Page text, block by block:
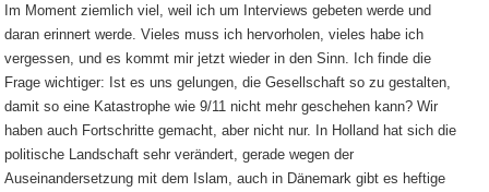
Im Moment ziemlich viel, weil ich um Interviews gebeten werde und
daran erinnert werde. Vieles muss ich hervorholen, vieles habe ich
vergessen, und es kommt mir jetzt wieder in den Sinn. Ich finde die
Frage wichtiger: Ist es uns gelungen, die Gesellschaft so zu gestalten,
damit so eine Katastrophe wie 9/11 nicht mehr geschehen kann? Wir
haben auch Fortschritte gemacht, aber nicht nur. In Holland hat sich die
politische Landschaft sehr verändert, gerade wegen der
Auseinandersetzung mit dem Islam, auch in Dänemark gibt es heftige